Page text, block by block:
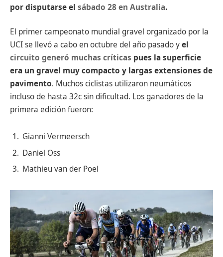
por disputarse el sábado 28 en Australia.
El primer campeonato mundial gravel organizado por la
UCI se llevó a cabo en octubre del año pasado yel
circuito generó muchas críticas pues la superficie
era un gravel muy compacto y largas extensiones de
pavimento. Muchos ciclistas utilizaron neumáticos
incluso de hasta 32c sin dificultad. Los ganadores de la
primera edición fueron:
Gianni Vermeersch
Daniel Oss
Mathieu van der Poel